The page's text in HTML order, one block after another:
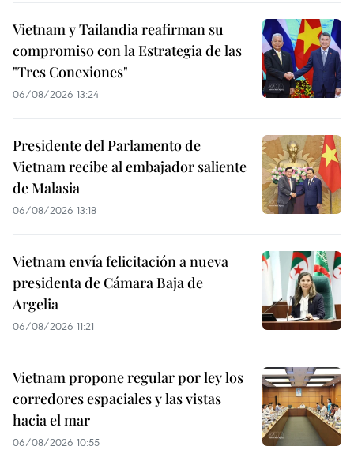
Vietnam y Tailandia reafirman su
compromiso con la Estrategia de las
"Tres Conexiones"
06/08/2026 13:24
Presidente del Parlamento de
Vietnam recibe al embajador saliente
de Malasia
06/08/2026 13:18
Vietnam envía felicitación a nueva
presidenta de Cámara Baja de
Argelia
06/08/2026 11:21
Vietnam propone regular por ley los
corredores espaciales y las vistas
hacia el mar
06/08/2026 10:55